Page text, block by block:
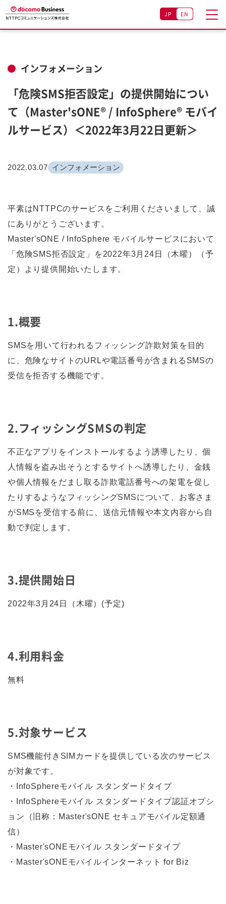
JP EN
インフォメーション
「危険SMS拒否設定」の提供開始につい
て（Master'sONE® / InfoSphere® モバイ
ルサービス）＜2022年3月22日更新＞
2022.03.07 インフォメーション
平素はNTTPCのサービスをご利用くださいまして、誠
にありがとうございます。
Master'sONE / InfoSphere モバイルサービスにおいて
「危険SMS拒否設定」を2022年3月24日（木曜）（予
定）より提供開始いたします。
1.概要
SMSを用いて行われるフィッシング詐欺対策を目的
に、危険なサイトのURLや電話番号が含まれるSMSの
受信を拒否する機能です。
2.フィッシングSMSの判定
不正なアプリをインストールするよう誘導したり、個
人情報を盗み出そうとするサイトへ誘導したり、金銭
や個人情報をだまし取る詐欺電話番号への架電を促し
たりするようなフィッシングSMSについて、お客さま
がSMSを受信する前に、送信元情報や本文内容から自
動で判定します。
3.提供開始日
2022年3月24日（木曜）(予定)
4.利用料金
無料
5.対象サービス
SMS機能付きSIMカードを提供している次のサービス
が対象です。
・InfoSphereモバイル スタンダードタイプ
・InfoSphereモバイル スタンダードタイプ認証オプシ
ョン（旧称：Master'sONE セキュアモバイル定額通
信）
・Master'sONEモバイル スタンダードタイプ
・Master'sONEモバイルインターネット for Biz